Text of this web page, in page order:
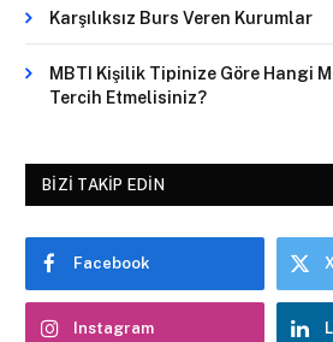
Karşılıksız Burs Veren Kurumlar
MBTI Kişilik Tipinize Göre Hangi
Tercih Etmelisiniz?
BIZI TAKIP EDIN
Facebook
Instagram